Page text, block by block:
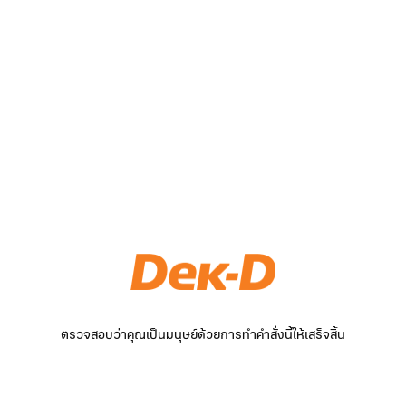
ตรวจสอบว่าคุณเป็นมนุษย์ด้วยการทำคำสั่งนี้ให้เสร็จสิ้น